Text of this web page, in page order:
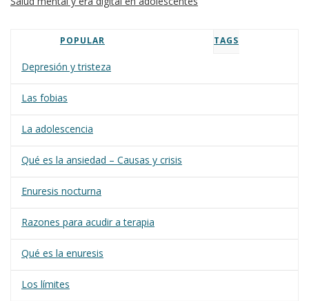
POPULAR TAGS
Depresión y tristeza
Las fobias
La adolescencia
Qué es la ansiedad – Causas y crisis
Enuresis nocturna
Razones para acudir a terapia
Qué es la enuresis
Los límites